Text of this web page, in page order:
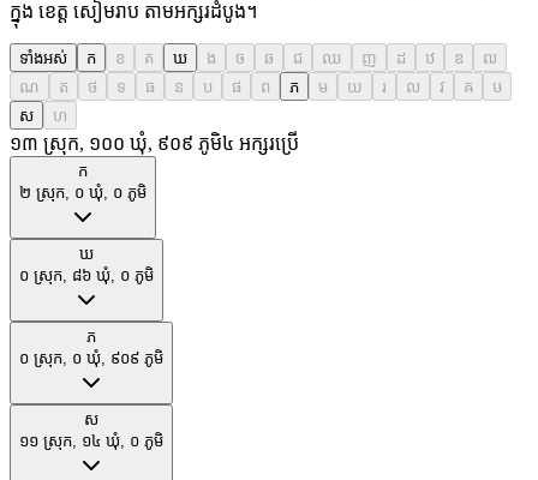
ក្នុង ខេត្ត សៀមរាប តាមអក្សរដំបូង។
ទាំងអស់ ក ខ គ ឃ ង ច ឆ ជ ឈ ញ ដ ឋ ឌ
ឍ
ណ
ត ថ ទ ធ ន ប ផ ព ភ ម យ រ ល វ ឝ
ឞ
ស
ហ
១៣ ស្រុក, ១០០ ឃុំ, ៩០៩ ភូមិ៤ អក្សរប្រើ
ក
២ ស្រុក, ០ ឃុំ, ០ ភូមិ
ឃ
០ ស្រុក, ៨៦ ឃុំ, ០ ភូមិ
ភ
០ ស្រុក, ០ ឃុំ, ៩០៩ ភូមិ
ស
១១ ស្រុក, ១៤ ឃុំ, ០ ភូមិ